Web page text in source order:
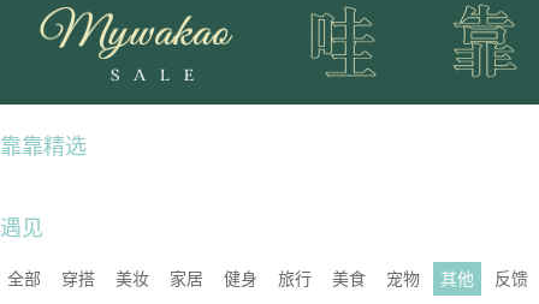
靠靠精选
遇见
全部 穿搭 美妆 家居 健身 旅行 美食 宠物 其他 反馈